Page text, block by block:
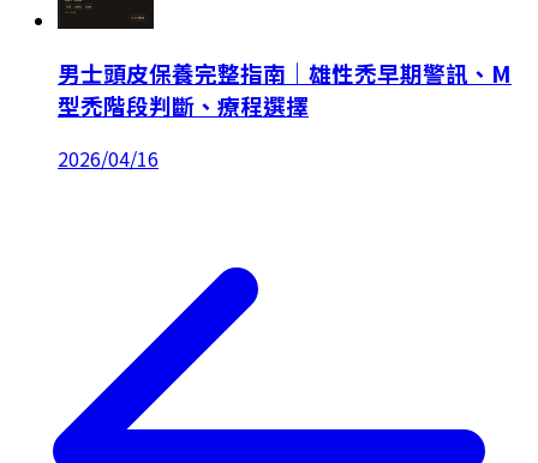
男士頭皮保養完整指南｜雄性禿早期警訊、M
型禿階段判斷、療程選擇
2026/04/16